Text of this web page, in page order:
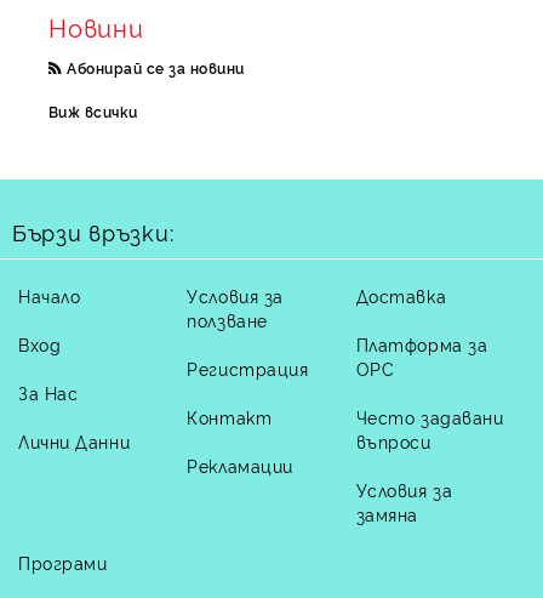
Новини
Абонирай се за новини
Виж всички
Бързи връзки:
Начало
Вход
За Нас
Лични Данни
Условия за
ползване
Регистрация
Контакт
Рекламации
Доставка
Платформа за
ОРС
Често задавани
въпроси
Условия за
замяна
Програми